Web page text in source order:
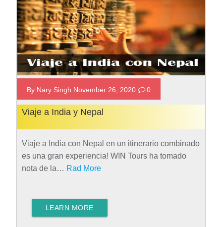
By Nary Singh November 26, 2020 0
Viaje a India y Nepal
Viaje a India con Nepal en un itinerario combinado
es una gran experiencia! WIN Tours ha tomado
nota de la… Rad More
LEARN MORE